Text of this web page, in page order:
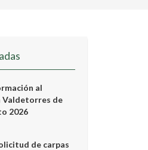
al
Valdetorres de
2026
de carpas